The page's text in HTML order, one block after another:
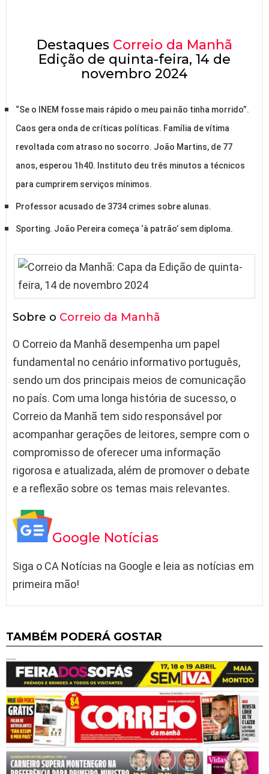
Destaques Correio da Manhã
Edição de quinta-feira, 14 de
novembro 2024
“Se o INEM fosse mais rápido o meu pai não tinha morrido”.
Caos gera onda de críticas políticas. Família de vítima
revoltada com atraso no socorro. João Martins, de 77
anos, esperou 1h40. Instituto deu três minutos a técnicos
para cumprirem serviços mínimos.
Professor acusado de 3734 crimes sobre alunas.
Sporting. João Pereira começa ‘à patrão’ sem diploma.
Sobre o Correio da Manhã
O Correio da Manhã desempenha um papel
fundamental no cenário informativo português,
sendo um dos principais meios de comunicação
no país. Com uma longa história de sucesso, o
Correio da Manhã tem sido responsável por
acompanhar gerações de leitores, sempre com o
compromisso de oferecer uma informação
rigorosa e atualizada, além de promover o debate
e a reflexão sobre os temas mais relevantes.
Google Notícias
Siga o CA Notícias na Google e leia as notícias em
primeira mão!
TAMBÉM PODERÁ GOSTAR